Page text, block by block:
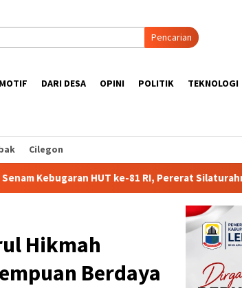
Pencarian
DARI DESA OPINI POLITIK TEKNOLOGI
Cilegon
RI, Pererat Silaturahmi Wartawan dan Purnabakti
Hikmah
Berdaya